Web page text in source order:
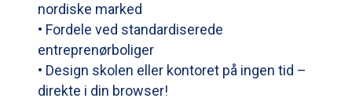
nordiske marked
• Fordele ved standardiserede
entreprenørboliger
• Design skolen eller kontoret på ingen tid –
direkte i din browser!